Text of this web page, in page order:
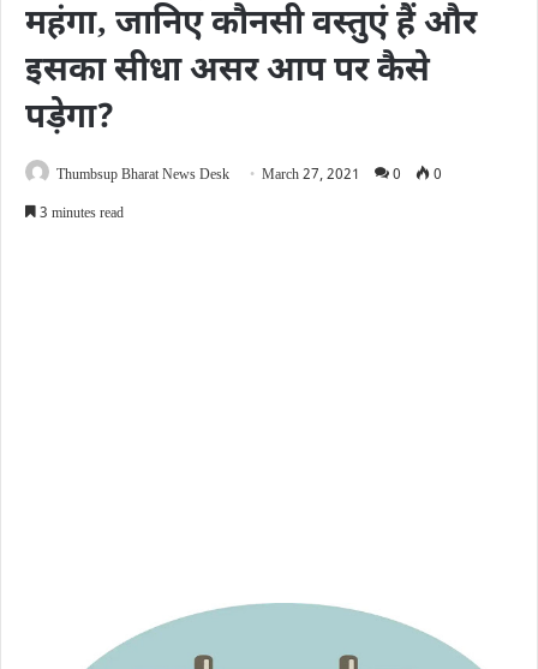
महंगा‚ जानिए कौनसी वस्तुएं हैं और
इसका सीधा असर आप पर कैसे
पड़ेगा?
Thumbsup Bharat News Desk March 27, 2021 0
0
3 minutes read